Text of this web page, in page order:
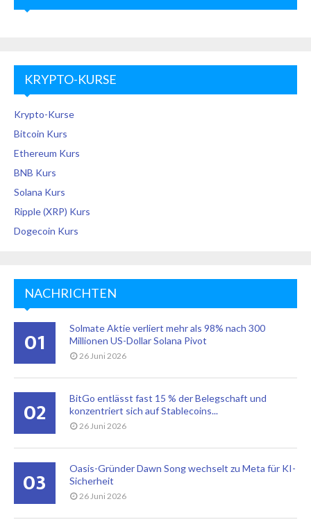
KRYPTO-KURSE
Krypto-Kurse
Bitcoin Kurs
Ethereum Kurs
BNB Kurs
Solana Kurs
Ripple (XRP) Kurs
Dogecoin Kurs
NACHRICHTEN
01
Solmate Aktie verliert mehr als 98% nach 300
Millionen US-Dollar Solana Pivot
26 Juni 2026
02
BitGo entlässt fast 15 % der Belegschaft und
konzentriert sich auf Stablecoins...
26 Juni 2026
03
Oasis-Gründer Dawn Song wechselt zu Meta für KI-
Sicherheit
26 Juni 2026